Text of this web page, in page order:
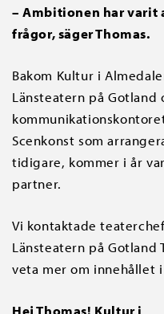
– Ambitionen har varit
frågor, säger Thomas.
Bakom Kultur i
Länsteatern på
Scenkonst som
tidigare, kommer i år
partner.
Vi kontaktade
Länsteatern på Gotland
veta mer om innehållet